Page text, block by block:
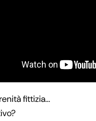
fittizia…